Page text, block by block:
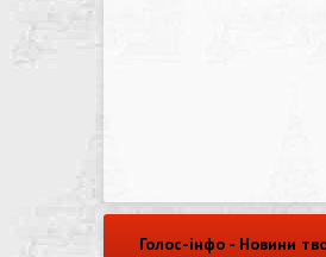
Голос-інфо - Новини